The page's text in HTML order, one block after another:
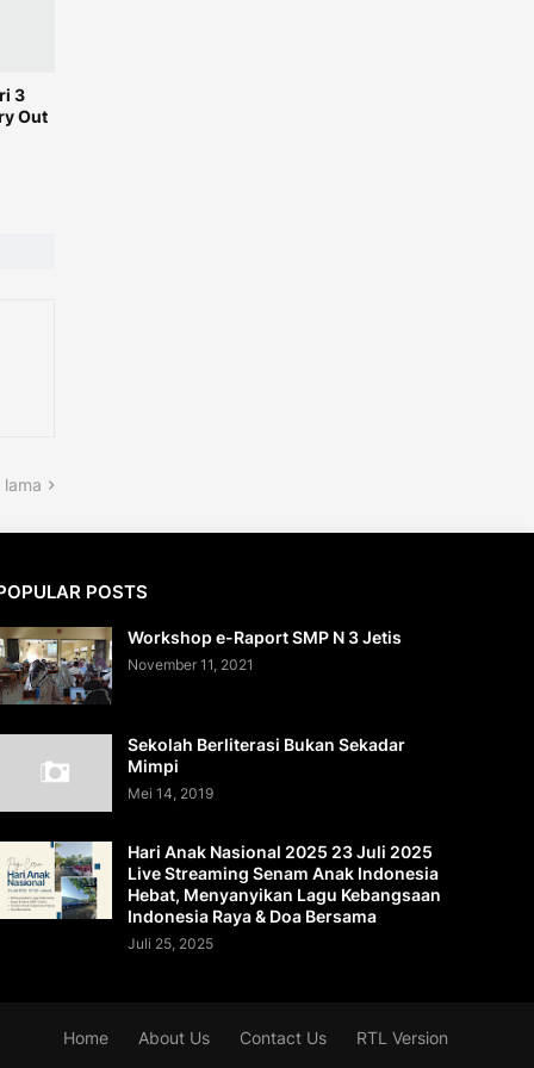
3
Out
POSTS
Workshop e-Raport SMP N 3 Jetis
November 11, 2021
Sekolah Berliterasi Bukan Sekadar
Mimpi
Mei 14, 2019
Hari Anak Nasional 2025 23 Juli 2025
Live Streaming Senam Anak Indonesia
Hebat, Menyanyikan Lagu Kebangsaan
Indonesia Raya & Doa Bersama
Juli 25, 2025
Home About Us Contact Us RTL Version